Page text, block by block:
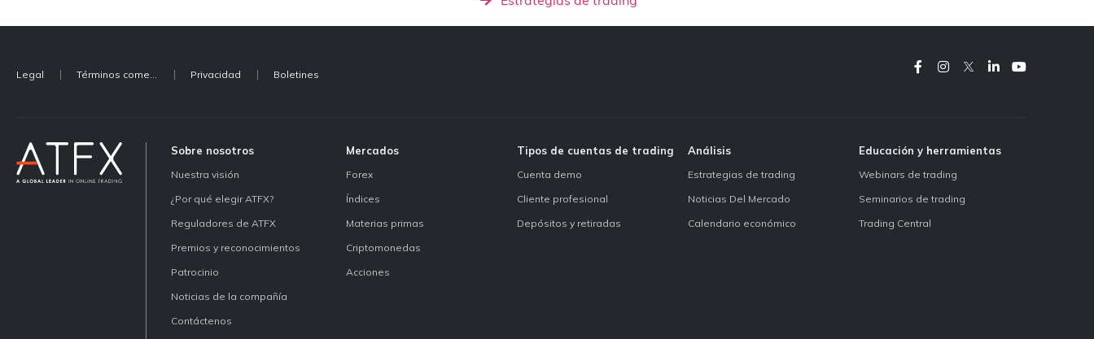
Legal Privacidad Boletines
Sobre nosotros
Nuestra visión
¿Por qué elegir ATFX?
Reguladores de ATFX
Premios y reconocimientos
Patrocinio
Noticias de la compañía
Contáctenos
Mercados
Forex
Índices
Materias primas
Criptomonedas
Acciones
Tipos de cuentas de trading
Cuenta demo
Cliente profesional
Depósitos y retiradas
Análisis
Estrategias de trading
Noticias Del Mercado
Calendario económico
Educación y herramientas
Webinars de trading
Seminarios de trading
Trading Central